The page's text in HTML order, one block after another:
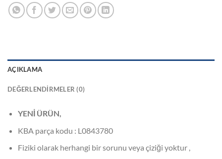
AÇIKLAMA
DEĞERLENDIRMELER (0)
YENİ ÜRÜN,
KBA parça kodu : L0843780
Fiziki olarak herhangi bir sorunu veya çiziği yoktur ,